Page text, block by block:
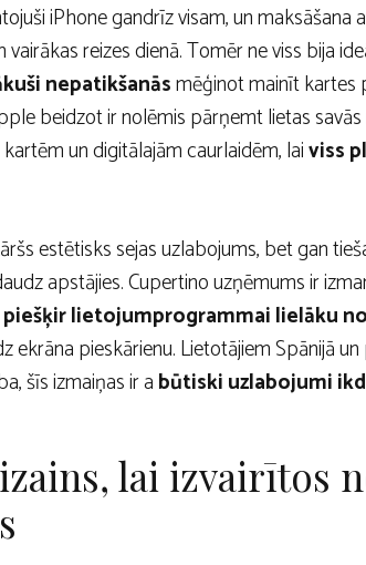
iPhone gandrīz visam, un maksāšana
reizes dienā. Tomēr ne viss bija
nepatikšanāsmēģinot mainīt kartes
beidzot ir nolēmis pārņemt lietas
un digitālajām caurlaidēm, laiviss
estētisks sejas uzlabojums, bet gan
apstājies. Cupertino uzņēmums ir
piešķir lietojumprogrammai lielāku
ekrāna pieskārienu. Lietotājiem Spānijā
šīs izmaiņas ir abūtiski uzlabojumi
lai izvairītos